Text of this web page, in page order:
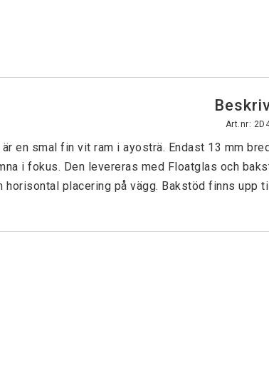
Art.nr:
är en smal fin vit ram i ayosträ. Endast 13 mm
i fokus. Den levereras med Floatglas och
horisontal placering på vägg. Bakstöd finns upp